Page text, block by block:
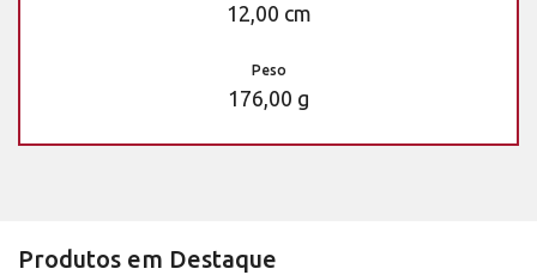
12,00 cm
Peso
176,00 g
Produtos em Destaque